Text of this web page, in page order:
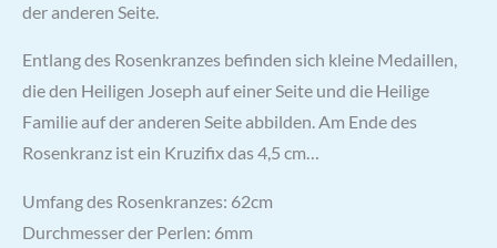
der anderen Seite.
Entlang des Rosenkranzes befinden sich kleine Medaillen,
die den Heiligen Joseph auf einer Seite und die Heilige
Familie auf der anderen Seite abbilden. Am Ende des
Rosenkranz ist ein Kruzifix das 4,5 cm…
Umfang des Rosenkranzes: 62cm
Durchmesser der Perlen: 6mm